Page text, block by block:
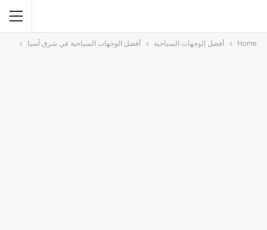
Home أفضل الوجهات السياحية أفضل الوجهات السياحية في شرق آسيا